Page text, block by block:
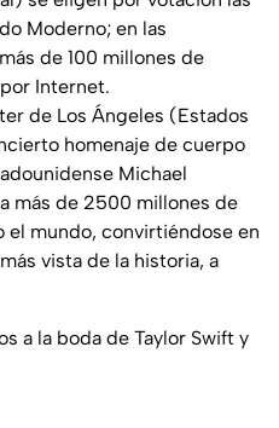
Moderno; en las
de 100 millones de
Internet.
de Los Ángeles (Estados
homenaje de cuerpo
Michael
más de 2500 millones de
mundo, convirtiéndose en
vista de la historia, a
a la boda de Taylor Swift y